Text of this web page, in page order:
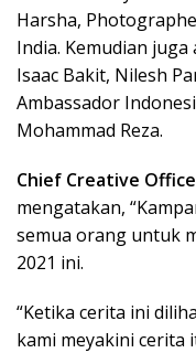
Harsha,
India. Kemudian
Isaac Bakit, Nilesh
Ambassador
Mohammad Reza.
Chief Creative
mengatakan,
semua orang untuk
2021 ini.
“Ketika cerita ini
kami meyakini cerita